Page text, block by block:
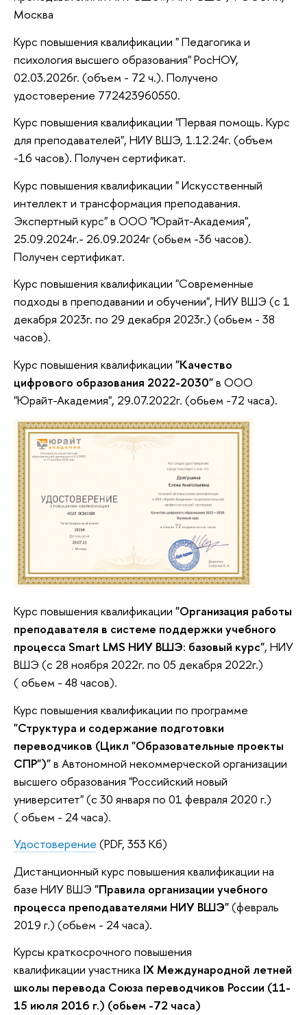
Москва
Курс повышения квалификации " Педагогика и
психология высшего образования" РосНОУ,
02.03.2026г. (объем - 72 ч.). Получено
удостоверение 772423960550.
Курс повышения квалификации "Первая помощь. Курс
для преподавателей", НИУ ВШЭ, 1.12.24г. (объем
-16 часов). Получен сертификат.
Курс повышения квалификации " Искусственный
интеллект и трансформация преподавания.
Экспертный курс" в ООО "Юрайт-Академия",
25.09.2024г.- 26.09.2024г (обьем -36 часов).
Получен сертификат.
Курс повышения квалификации "Современные
подходы в преподавании и обучении", НИУ ВШЭ (с 1
декабря 2023г. по 29 декабря 2023г.) (обьем - 38
часов).
Курс повышения квалификации "Качество
цифрового образования 2022-2030"в ООО
"Юрайт-Академия", 29.07.2022г. (обьем -72 часа).
Курс повышения квалификации "Организация работы
преподавателя в системе поддержки учебного
процесса Smart LMS НИУ ВШЭ: базовый курс", НИУ
ВШЭ (с 28 ноября 2022г. по 05 декабря 2022г.)
( обьем - 48 часов).
Курс повышения квалификации по программе
"Структура и содержание подготовки
переводчиков (Цикл "Образовательные проекты
СПР")"в Автономной некоммерческой организации
высшего образования "Российский новый
университет" (с 30 января по 01 февраля 2020 г.)
( обьем - 24 часа).
Удостоверение (PDF, 353 Кб)
Дистанционный курс повышения квалификации на
базе НИУ ВШЭ "Правила организации учебного
процесса преподавателями НИУ ВШЭ"(февраль
2019 г.) (обьем - 24 часа).
Курсы краткосрочного повышения
квалификации участника IX Международной летней
школы перевода Союза переводчиков России (11-
15 июля 2016 г.) (обьем -72 часа)